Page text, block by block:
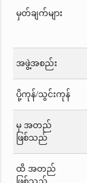
မှတ်ချက်များ
အဖွဲ့အစည်း
ပို့ကုန်/သွင်းကုန်
မှ အတည်
ဖြစ်သည်
ထိ အတည်